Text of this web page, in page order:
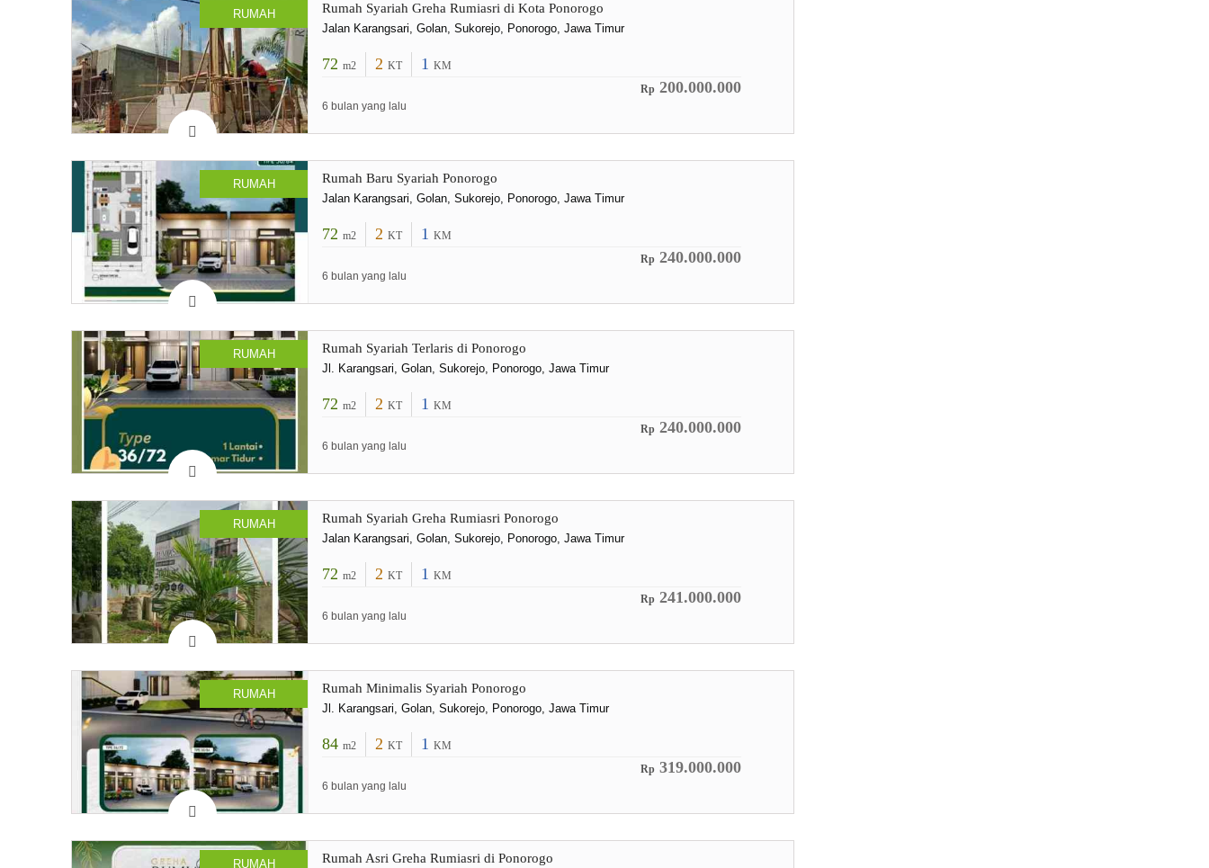
RUMAH Rumah Syariah Greha Rumiasri di Kota Ponorogo
Jalan Karangsari, Golan, Sukorejo, Ponorogo, Jawa Timur
72 m2 2 KT 1 KM
Rp 200.000.000
6 bulan yang lalu
RUMAH Rumah Baru Syariah Ponorogo
Jalan Karangsari, Golan, Sukorejo, Ponorogo, Jawa Timur
72 m2 2 KT 1 KM
Rp 240.000.000
6 bulan yang lalu
RUMAH Rumah Syariah Terlaris di Ponorogo
Jl. Karangsari, Golan, Sukorejo, Ponorogo, Jawa Timur
72 m2 2 KT 1 KM
Rp 240.000.000
6 bulan yang lalu
RUMAH Rumah Syariah Greha Rumiasri Ponorogo
Jalan Karangsari, Golan, Sukorejo, Ponorogo, Jawa Timur
72 m2 2 KT 1 KM
Rp 241.000.000
6 bulan yang lalu
RUMAH Rumah Minimalis Syariah Ponorogo
Jl. Karangsari, Golan, Sukorejo, Ponorogo, Jawa Timur
84 m2 2 KT 1 KM
Rp 319.000.000
6 bulan yang lalu
RUMAH Rumah Asri Greha Rumiasri di Ponorogo